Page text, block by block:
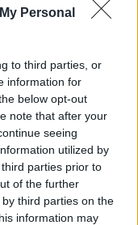
Personal
to third parties, or
information for
below opt-out
note that after your
seeing
utilized by
parties prior to
of the further
third parties on the
information may
os tavaszi-
járt.
márka
városban,
oldalán.